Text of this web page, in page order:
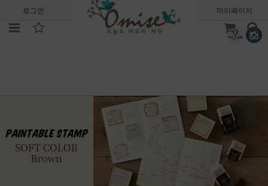
로그인 회원가입 주문조회 마이페이지